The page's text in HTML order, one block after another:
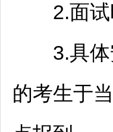
2.面试
3.具体安
的考生于